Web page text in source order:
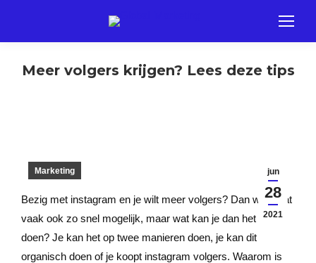
Meer volgers krijgen? Lees deze tips
jun
28
2021
Marketing
Bezig met instagram en je wilt meer volgers? Dan wil je dat
vaak ook zo snel mogelijk, maar wat kan je dan het beste
doen? Je kan het op twee manieren doen, je kan dit
organisch doen of je koopt instagram volgers. Waarom is